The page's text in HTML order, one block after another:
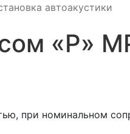
автоакустики
«P»
при номинальном